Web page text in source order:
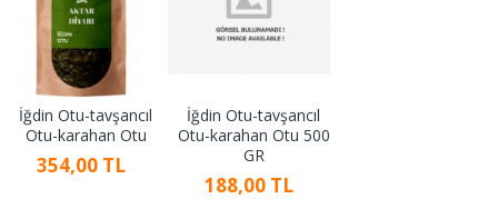
İğdin Otu-tavşancıl
Otu-karahan Otu
354,00 TL
İğdin Otu-tavşancıl
Otu-karahan Otu 500
GR
188,00 TL